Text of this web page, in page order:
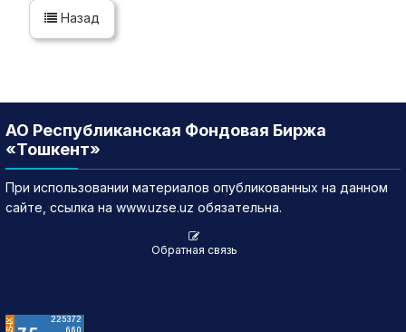
Назад
АО Республиканская Фондовая Биржа
«Тошкент»
При использовании материалов опубликованных на данном
сайте, ссылка на www.uzse.uz обязательна.
Обратная связь